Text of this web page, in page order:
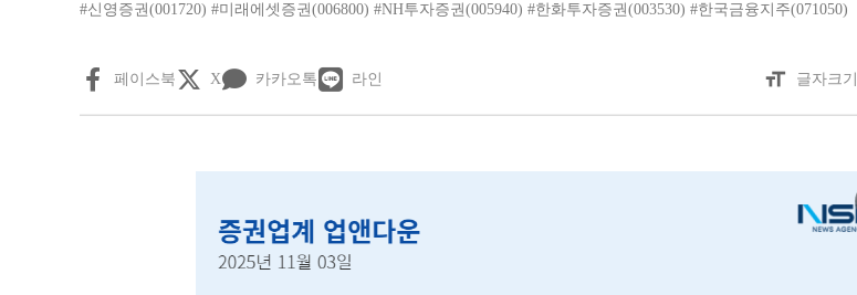
#신영증권(001720) #미래에셋증권(006800) #NH투자증권(005940) #한화투자증권(003530) #한국금융지주(071050)
페이스북 X 카카오톡 라인 format_size 글자크기